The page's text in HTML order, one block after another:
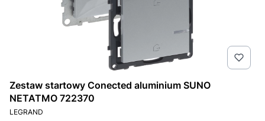
Zestaw startowy Conected aluminium SUNO
NETATMO 722370
PRODUCENT
LEGRAND